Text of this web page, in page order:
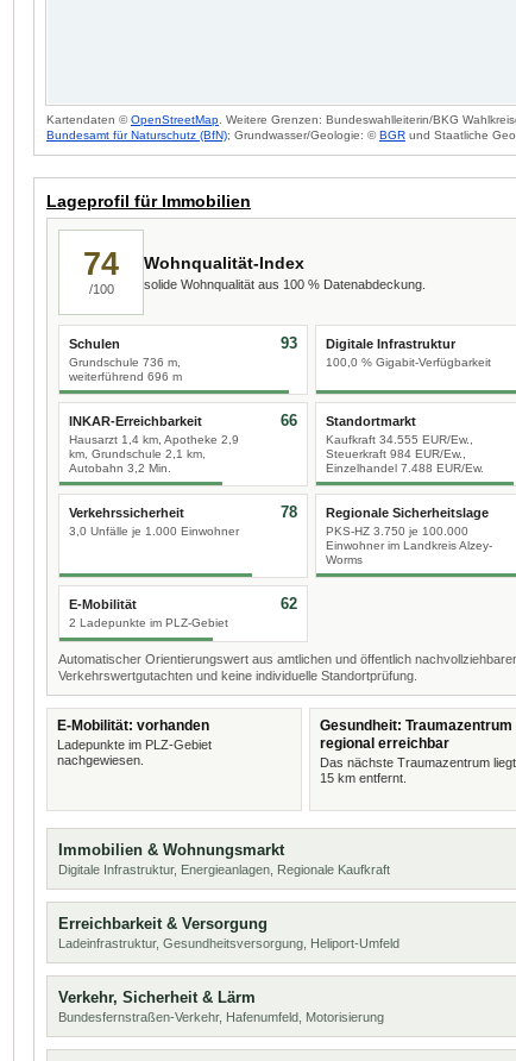
Kartendaten ©OpenStreetMap . Weitere Grenzen: Bundeswahlleiterin/BKG
Bundesamt für Naturschutz (BfN); Grundwasser/Geologie: ©BGR und Staatliche
Lageprofil für Immobilien
74
/100
Wohnqualität-Index
solide Wohnqualität aus 100 % Datenabdeckung.
Schulen
Grundschule 736 m,
weiterführend 696 m
93 Digitale Infrastruktur
100,0 % Gigabit-Verfügbarkeit
INKAR-Erreichbarkeit
Hausarzt 1,4 km, Apotheke 2,9
km, Grundschule 2,1 km,
Autobahn 3,2 Min.
66 Standortmarkt
Kaufkraft 34.555 EUR/Ew.,
Steuerkraft 984 EUR/Ew.,
Einzelhandel 7.488 EUR/Ew.
Verkehrssicherheit
3,0 Unfälle je 1.000 Einwohner
78 Regionale Sicherheitslage
PKS-HZ 3.750 je 100.000
Einwohner im Landkreis Alzey-
Worms
E-Mobilität
2 Ladepunkte im PLZ-Gebiet
62
Automatischer Orientierungswert aus amtlichen und öffentlich
Verkehrswertgutachten und keine individuelle Standortprüfung.
E-Mobilität: vorhanden
Ladepunkte im PLZ-Gebiet
nachgewiesen.
Gesundheit: Traumazentrum
regional erreichbar
Das nächste Traumazentrum
15 km entfernt.
Immobilien & Wohnungsmarkt
Digitale Infrastruktur, Energieanlagen, Regionale Kaufkraft
Erreichbarkeit & Versorgung
Ladeinfrastruktur, Gesundheitsversorgung, Heliport-Umfeld
Verkehr, Sicherheit & Lärm
Bundesfernstraßen-Verkehr, Hafenumfeld, Motorisierung